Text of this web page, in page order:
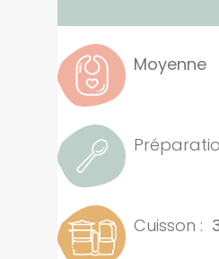
Moyenne
Cuisson :